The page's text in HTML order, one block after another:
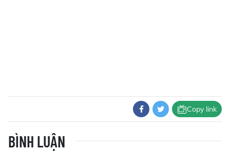
Copy link
BÌNH LUẬN